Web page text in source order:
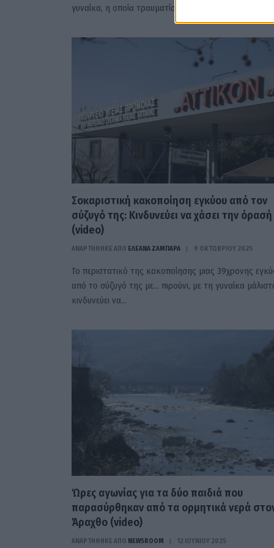
γυναίκα, η οποία τραυματίστηκε εξαιρετικά…
Σοκαριστική κακοποίηση εγκύου από τον
σύζυγό της: Κινδυνεύει να χάσει την
(video)
ΑΝΑΡΤΗΘΗΚΕ ΑΠΟ ΕΛΕΑΝΑ ΖΑΜΠΑΡΑ 9 ΟΚΤΩΒΡΊΟΥ 2025
Το περιστατικό της κακοποίησης μιας 39χρονης
από το σύζυγό της με… πιρούνι, με τη γυναίκα
κινδυνεύει να…
Ώρες αγωνίας για τα δύο παιδιά που
παρασύρθηκαν από τα ορμητικά νερά
Άραχθο (video)
ΑΝΑΡΤΗΘΗΚΕ ΑΠΟ NEWSROOM 12 ΙΟΥΝΊΟΥ 2025